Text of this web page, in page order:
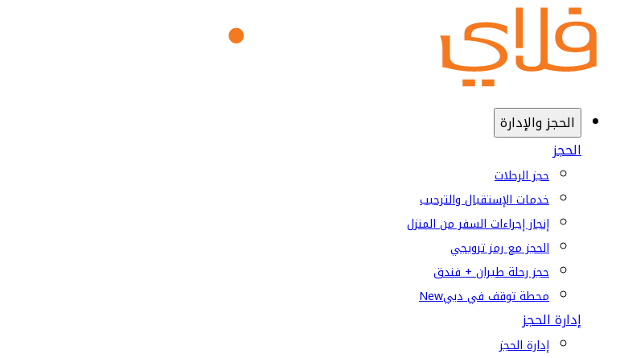
الحجز والإدارة
الحجز
حجز الرحلات
خدمات الإستقبال والترحيب
إنجاز إجراءات السفر من المنزل
الحجز مع رمز ترويجي
حجز رحلة طيران + فندق
محطة توقف في دبيNew
إدارة الحجز
إدارة الحجز